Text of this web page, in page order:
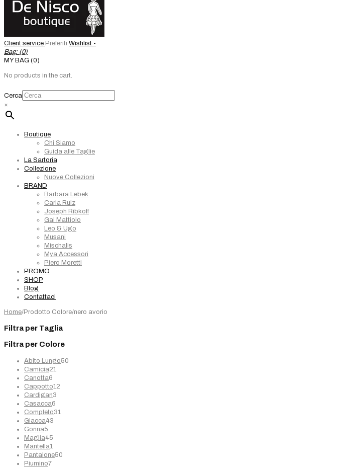
Client service Preferiti Wishlist -
Bag: (0)
MY BAG (0)
No products in the cart.
Cerca
×
Boutique
Chi Siamo
Guida alle Taglie
La Sartoria
Collezione
Nuove Collezioni
BRAND
Barbara Lebek
Carla Ruiz
Joseph Ribkoff
Gai Mattiolo
Leo & Ugo
Musani
Mischalis
Mya Accessori
Piero Moretti
PROMO
SHOP
Blog
Contattaci
Home/Prodotto Colore/nero avorio
Filtra per Taglia
Filtra per Colore
Abito Lungo50
Camicia21
Canotta6
prodotti
Cappotto12
Cardigan3
Casacca6
prodotti
Completo31
Giacca43
Gonna5
prodotti
Maglia45
Mantella1
prodotto
Pantalone50
Piumino77